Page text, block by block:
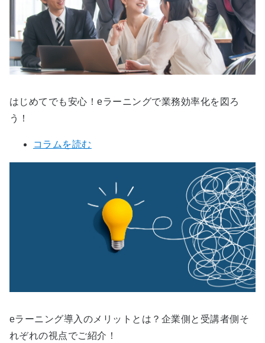
はじめてでも安心！eラーニングで業務効率化を図ろ
う！
コラムを読む
eラーニング導入のメリットとは？企業側と受講者側そ
れぞれの視点でご紹介！